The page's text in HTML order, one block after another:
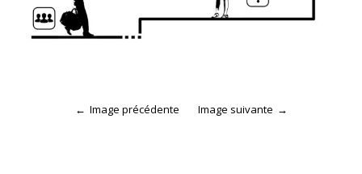
Image précédente Image suivante